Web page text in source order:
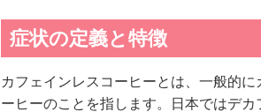
症状の定義と特徴
カフェインレスコーヒーとは、一般的
ーヒーのことを指します。日本ではデ